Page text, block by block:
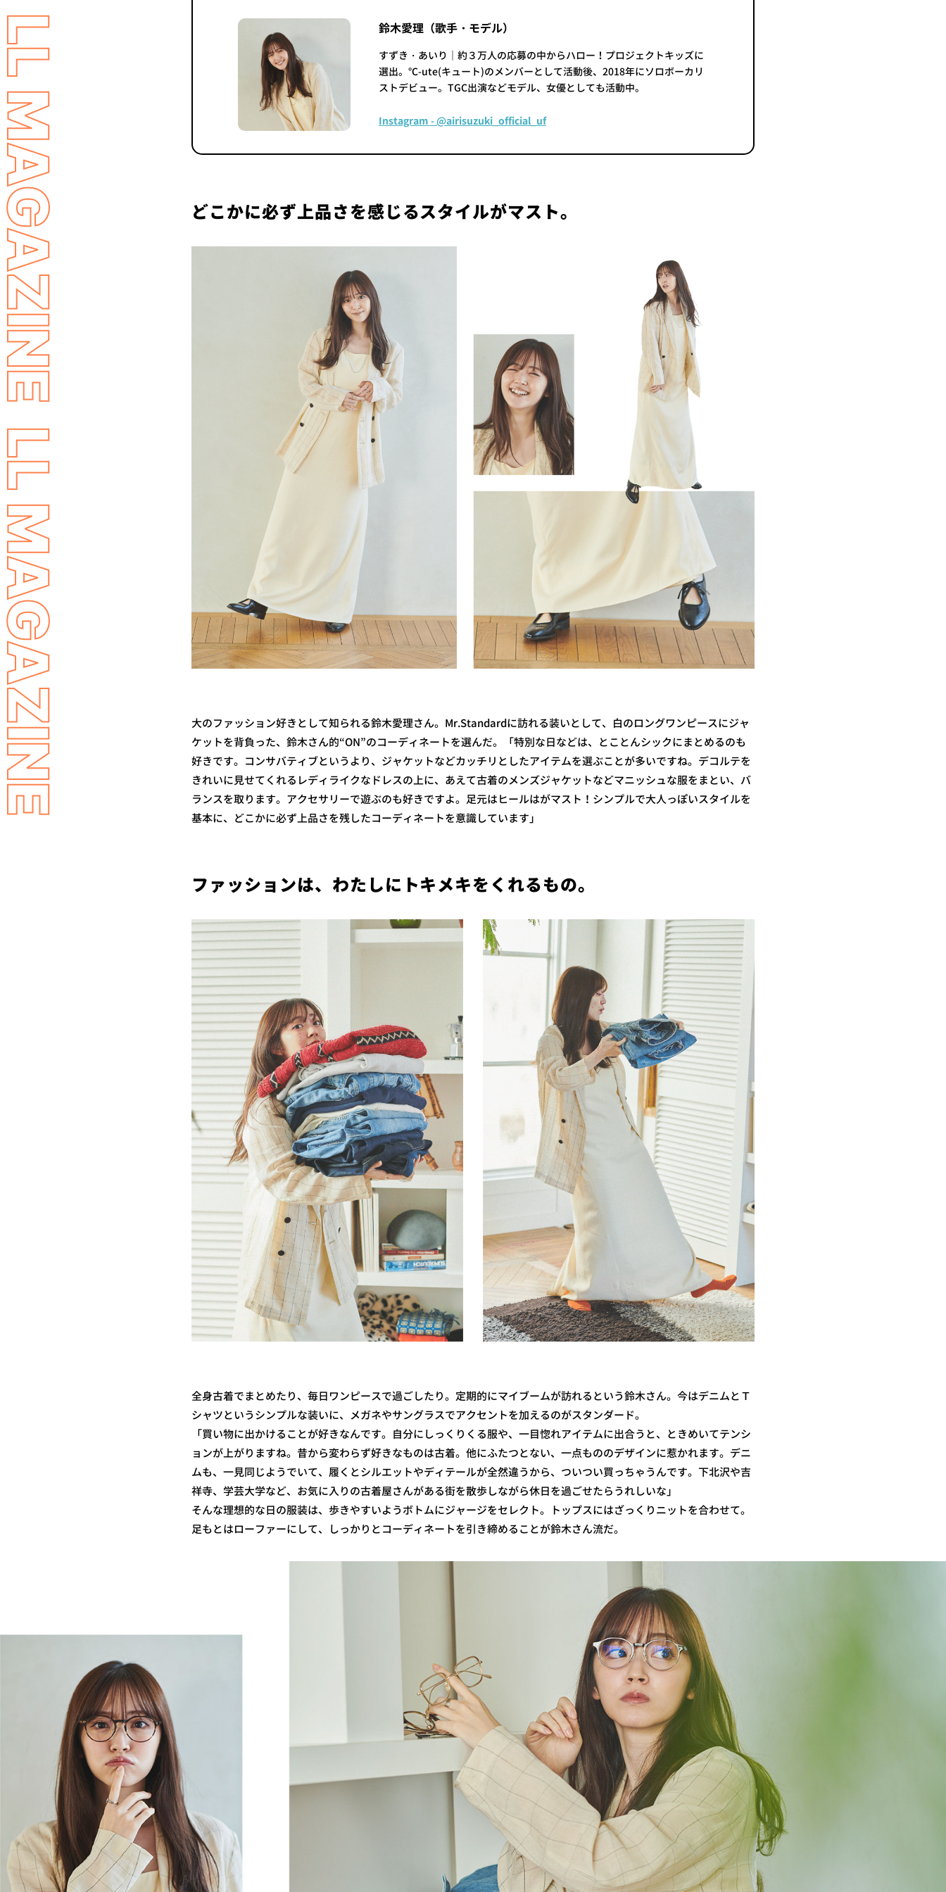
鈴木愛理（歌手・モデル）
すずき・あいり｜約３万人の応募の中からハロー！プロジェクトキッズに
選出。℃-ute(キュート)のメンバーとして活動後、2018年にソロボーカリ
ストデビュー。TGC出演などモデル、女優としても活動中。
Instagram - @airisuzuki_official_uf
どこかに必ず上品さを感じるスタイルがマスト。
大のファッション好きとして知られる鈴木愛理さん。Mr.Standardに訪れる装いとして、白のロングワンピースにジャ
ケットを背負った、鈴木さん的“ON”のコーディネートを選んだ。「特別な日などは、とことんシックにまとめるのも
好きです。コンサバティブというより、ジャケットなどカッチリとしたアイテムを選ぶことが多いですね。デコルテを
きれいに見せてくれるレディライクなドレスの上に、あえて古着のメンズジャケットなどマニッシュな服をまとい、バ
ランスを取ります。アクセサリーで遊ぶのも好きですよ。足元はヒールはがマスト！シンプルで大人っぽいスタイルを
基本に、どこかに必ず上品さを残したコーディネートを意識しています」
ファッションは、わたしにトキメキをくれるもの。
全身古着でまとめたり、毎日ワンピースで過ごしたり。定期的にマイブームが訪れるという鈴木さん。今はデニムとＴ
シャツというシンプルな装いに、メガネやサングラスでアクセントを加えるのがスタンダード。
「買い物に出かけることが好きなんです。自分にしっくりくる服や、一目惚れアイテムに出合うと、ときめいてテンシ
ョンが上がりますね。昔から変わらず好きなものは古着。他にふたつとない、一点もののデザインに惹かれます。デニ
ムも、一見同じようでいて、履くとシルエットやディテールが全然違うから、ついつい買っちゃうんです。下北沢や吉
祥寺、学芸大学など、お気に入りの古着屋さんがある街を散歩しながら休日を過ごせたらうれしいな」
そんな理想的な日の服装は、歩きやすいようボトムにジャージをセレクト。トップスにはざっくりニットを合わせて。
足もとはローファーにして、しっかりとコーディネートを引き締めることが鈴木さん流だ。